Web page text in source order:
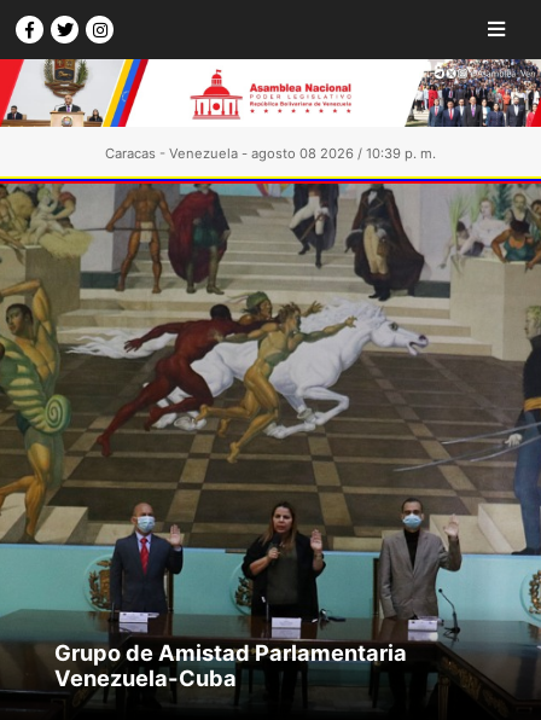
Caracas - Venezuela - agosto 08 2026 / 10:39 p. m.
Grupo de Amistad Parlamentaria
Venezuela-Cuba